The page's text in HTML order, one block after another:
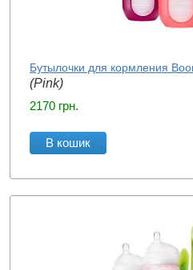
Бутылочки для кормления
(Pink)
2170 грн.
В кошик